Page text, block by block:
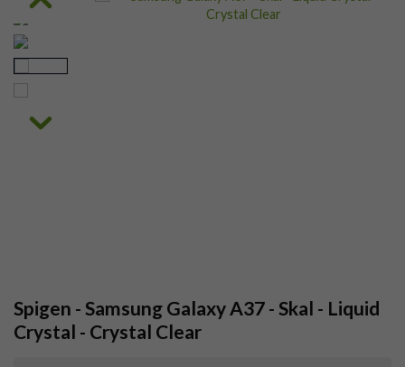
Spigen - Samsung Galaxy A37 - Skal - Liquid
Crystal - Crystal Clear